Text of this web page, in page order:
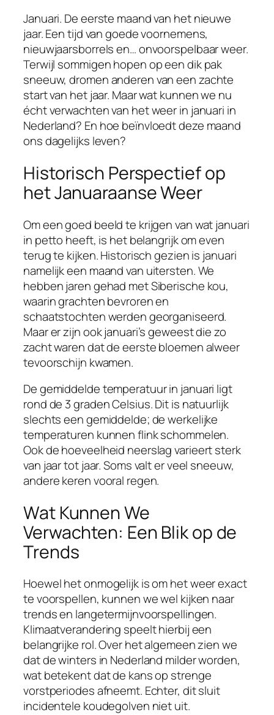
Januari. De eerste maand van het nieuwe
jaar. Een tijd van goede voornemens,
nieuwjaarsborrels en… onvoorspelbaar weer.
Terwijl sommigen hopen op een dik pak
sneeuw, dromen anderen van een zachte
start van het jaar. Maar wat kunnen we nu
écht verwachten van het weer in januari in
Nederland? En hoe beïnvloedt deze maand
ons dagelijks leven?
Historisch Perspectief op
het Januaraanse Weer
Om een goed beeld te krijgen van wat januari
in petto heeft, is het belangrijk om even
terug te kijken. Historisch gezien is januari
namelijk een maand van uitersten. We
hebben jaren gehad met Siberische kou,
waarin grachten bevroren en
schaatstochten werden georganiseerd.
Maar er zijn ook januari’s geweest die zo
zacht waren dat de eerste bloemen alweer
tevoorschijn kwamen.
De gemiddelde temperatuur in januari ligt
rond de 3 graden Celsius. Dit is natuurlijk
slechts een gemiddelde; de werkelijke
temperaturen kunnen flink schommelen.
Ook de hoeveelheid neerslag varieert sterk
van jaar tot jaar. Soms valt er veel sneeuw,
andere keren vooral regen.
Wat Kunnen We
Verwachten: Een Blik op de
Trends
Hoewel het onmogelijk is om het weer exact
te voorspellen, kunnen we wel kijken naar
trends en langetermijnvoorspellingen.
Klimaatverandering speelt hierbij een
belangrijke rol. Over het algemeen zien we
dat de winters in Nederland milder worden,
wat betekent dat de kans op strenge
vorstperiodes afneemt. Echter, dit sluit
incidentele koudegolven niet uit.